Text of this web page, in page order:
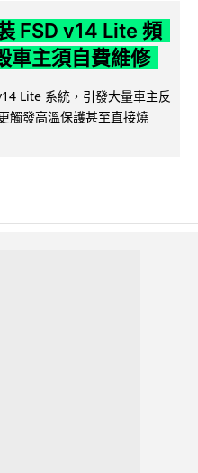
FSD v14 Lite 頻
車主須自費維修
Lite 系統，引發大量車主反
觸發高溫保護甚至直接燒